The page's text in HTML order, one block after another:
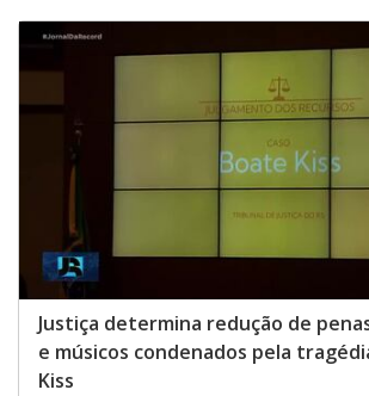
Justiça determina redução de
e músicos condenados pela
Kiss